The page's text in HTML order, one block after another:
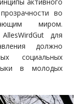
во
миром.
для
должно
социальных
в молодых